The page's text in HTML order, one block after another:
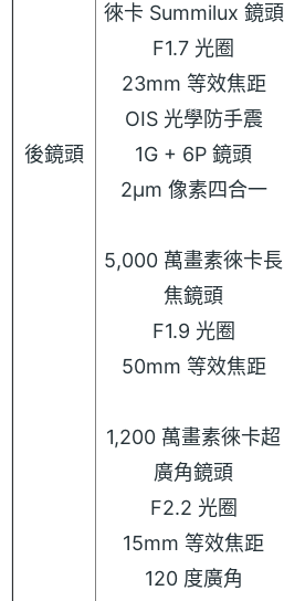
後鏡頭
徠卡 Summilux 鏡頭
F1.7 光圈
23mm 等效焦距
OIS 光學防手震
1G + 6P 鏡頭
2μm 像素四合一
5,000 萬畫素徠卡長
焦鏡頭
F1.9 光圈
50mm 等效焦距
1,200 萬畫素徠卡超
廣角鏡頭
F2.2 光圈
15mm 等效焦距
120 度廣角